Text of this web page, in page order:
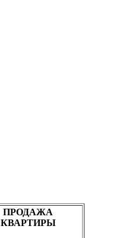
ПРОДАЖА
КВАРТИРЫ